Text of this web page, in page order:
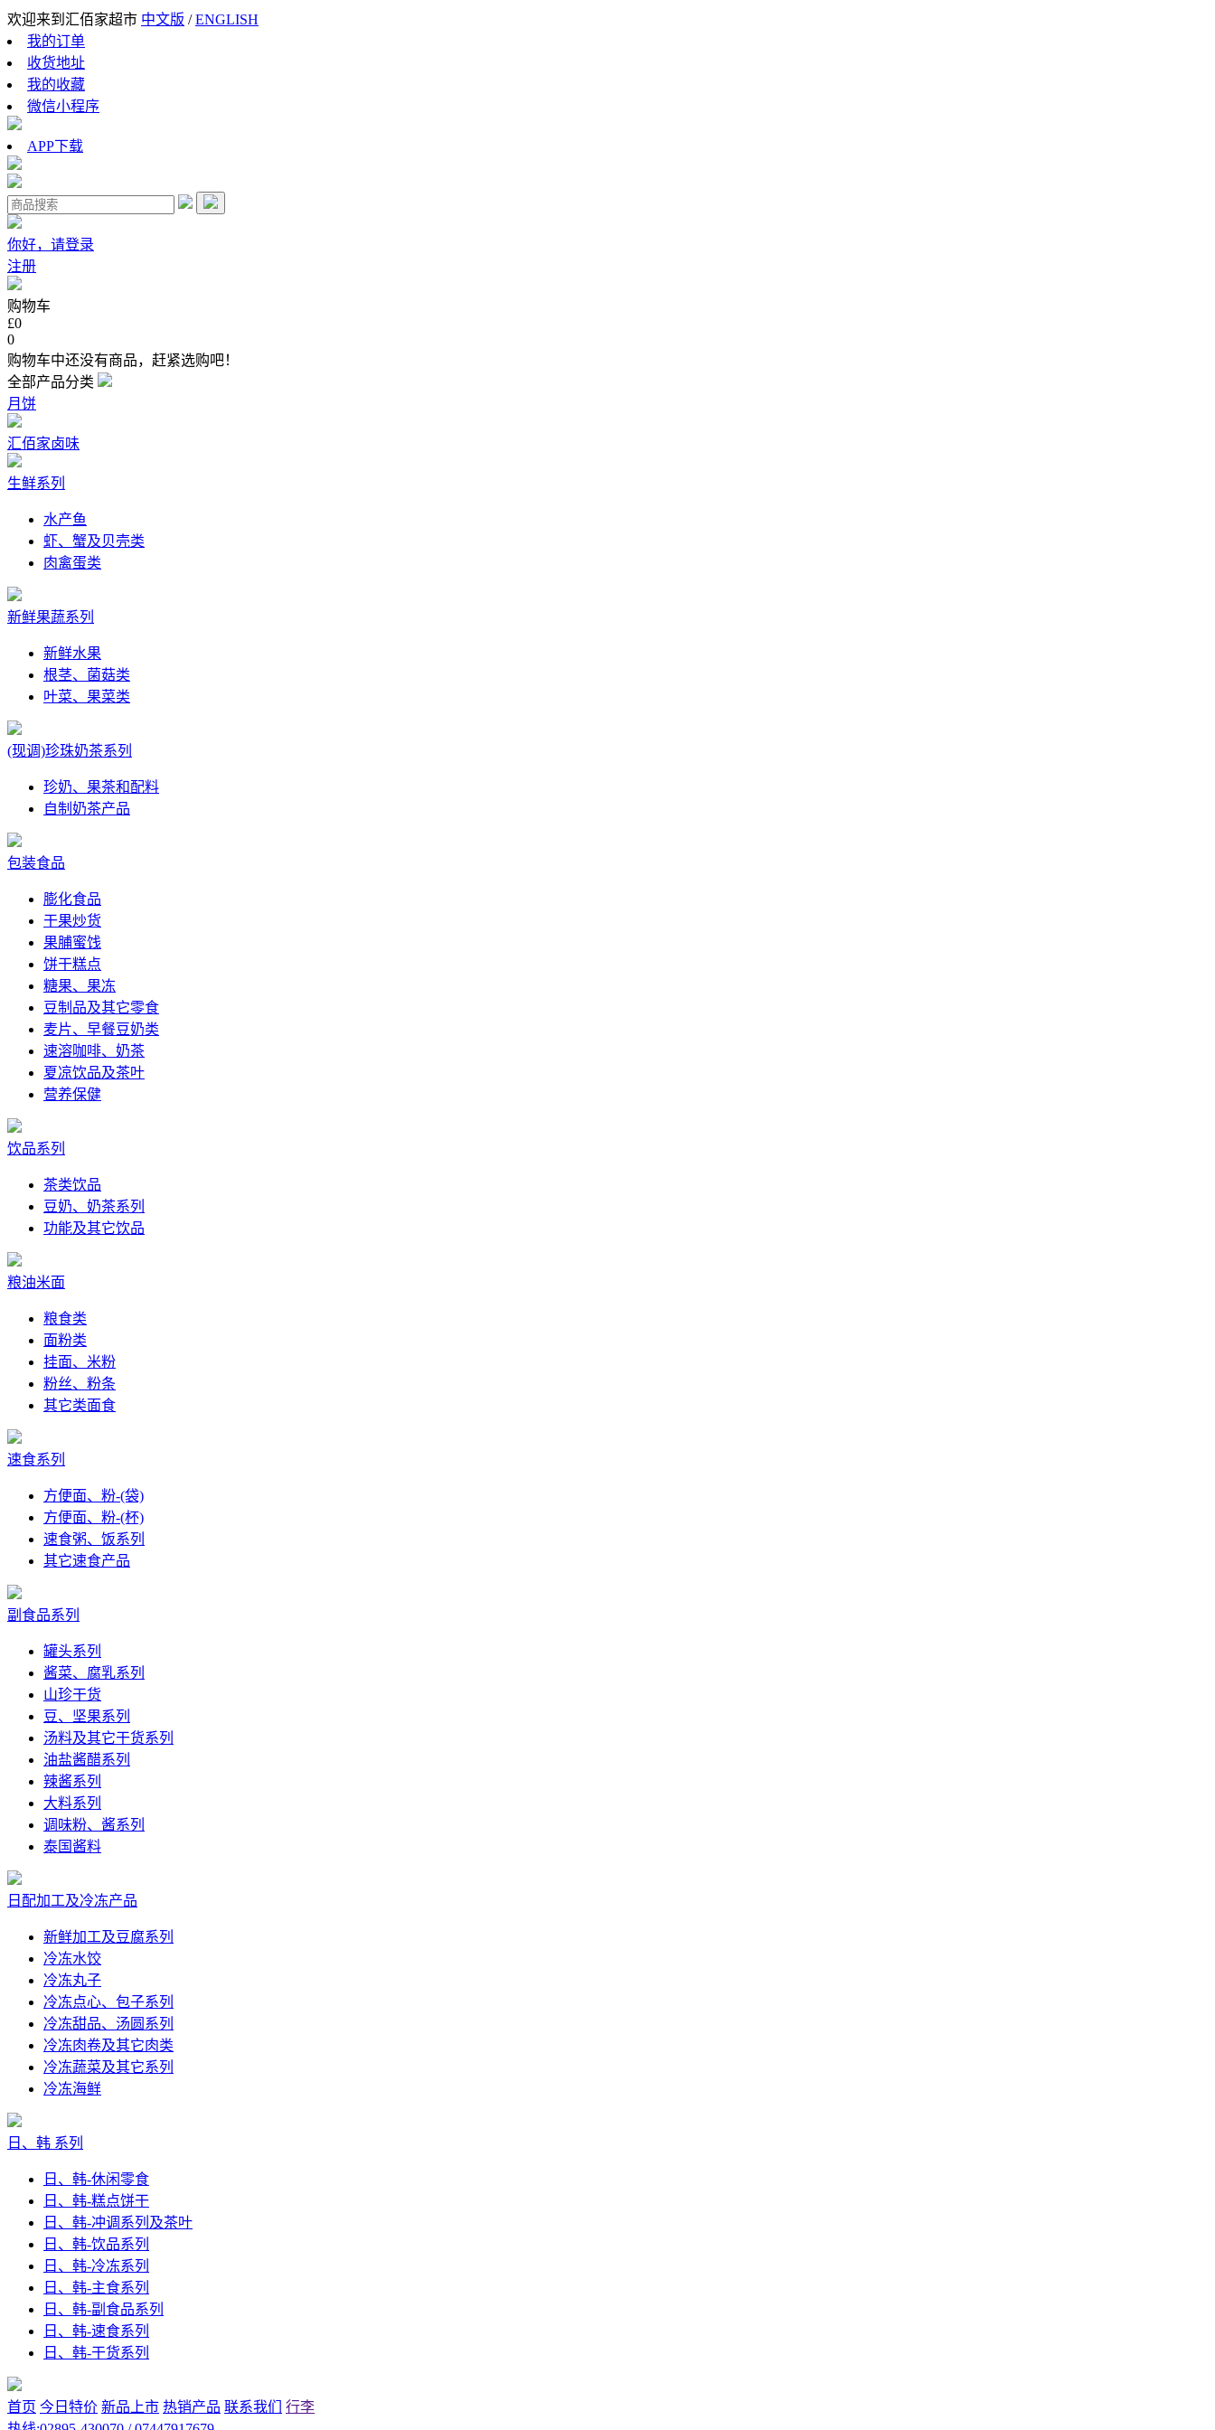
欢迎来到汇佰家超市 中文版 /ENGLISH
我的订单
收货地址
我的收藏
微信小程序
APP下载
你好，请登录
注册
购物车
£0
0
购物车中还没有商品，赶紧选购吧！
全部产品分类
月饼
汇佰家卤味
生鲜系列
水产鱼
虾、蟹及贝壳类
肉禽蛋类
新鲜果蔬系列
新鲜水果
根茎、菌菇类
叶菜、果菜类
(现调)珍珠奶茶系列
珍奶、果茶和配料
自制奶茶产品
包装食品
膨化食品
干果炒货
果脯蜜饯
饼干糕点
糖果、果冻
豆制品及其它零食
麦片、早餐豆奶类
速溶咖啡、奶茶
夏凉饮品及茶叶
营养保健
饮品系列
茶类饮品
豆奶、奶茶系列
功能及其它饮品
粮油米面
粮食类
面粉类
挂面、米粉
粉丝、粉条
其它类面食
速食系列
方便面、粉-(袋)
方便面、粉-(杯)
速食粥、饭系列
其它速食产品
副食品系列
罐头系列
酱菜、腐乳系列
山珍干货
豆、坚果系列
汤料及其它干货系列
油盐酱醋系列
辣酱系列
大料系列
调味粉、酱系列
泰国酱料
日配加工及冷冻产品
新鲜加工及豆腐系列
冷冻水饺
冷冻丸子
冷冻点心、包子系列
冷冻甜品、汤圆系列
冷冻肉卷及其它肉类
冷冻蔬菜及其它系列
冷冻海鲜
日、韩 系列
日、韩-休闲零食
日、韩-糕点饼干
日、韩-冲调系列及茶叶
日、韩-饮品系列
日、韩-冷冻系列
日、韩-主食系列
日、韩-副食品系列
日、韩-速食系列
日、韩-干货系列
首页 今日特价 新品上市 热销产品 联系我们
行李